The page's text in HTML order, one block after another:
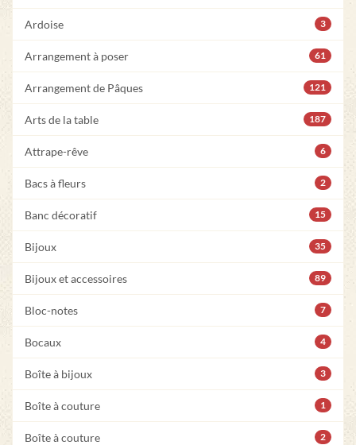
Ardoise 3
Arrangement à poser 61
Arrangement de Pâques 121
Arts de la table 187
Attrape-rêve 6
Bacs à fleurs 2
Banc décoratif 15
Bijoux 35
Bijoux et accessoires 89
Bloc-notes 7
Bocaux 4
Boîte à bijoux 3
Boîte à couture 1
Boîte à couture 2